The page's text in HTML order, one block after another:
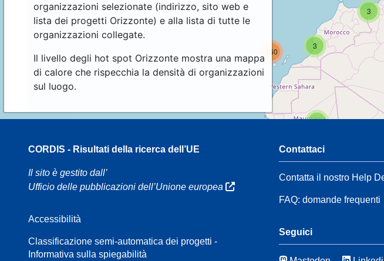
organizzazioni selezionate (indirizzo, sito web e
lista dei progetti Orizzonte) e alla lista di tutte le
organizzazioni collegate.
Il livello degli hot spot Orizzonte mostra una mappa
di calore che rispecchia la densità di organizzazioni
sul luogo.
2
3
160
3
CORDIS - Risultati della ricerca dell’UE
Il sito è gestito dall’
Ufficio delle pubblicazioni dell’Unione europea
Accessibilità
Classificazione semi-automatica dei progetti -
Informativa sulla spiegabilità
Contattaci
Contatta il nostro Help
FAQ: domande frequenti
Seguici